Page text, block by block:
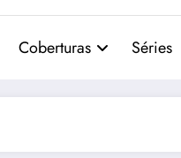
Coberturas Séries